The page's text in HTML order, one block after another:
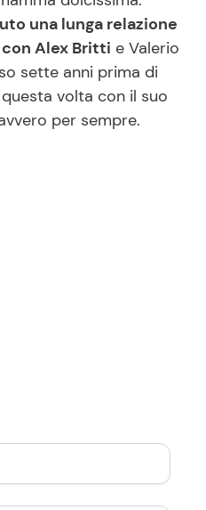
una lunga relazione
Alex Britti e Valerio
sette anni prima di
volta con il suo
per sempre.